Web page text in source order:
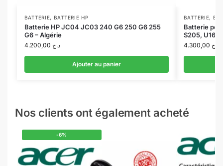
BATTERIE, BATTERIE HP
Batterie HP JC04 JC03 240 G6 250 G6 255
G6 – Algérie
د.ج
Ajouter au panier
BATTERIE,
Batterie
S205, U160
د.ج
Nos clients ont également acheté
-6%